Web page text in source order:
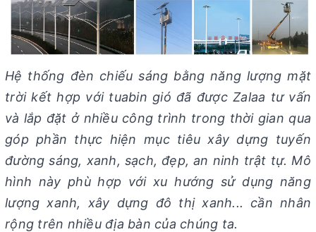
Hệ thống đèn chiếu sáng bằng năng lượng mặt
trời kết hợp với tuabin gió đã được Zalaa tư vấn
và lắp đặt ở nhiều công trình trong thời gian qua
góp phần thực hiện mục tiêu xây dựng tuyến
đường sáng, xanh, sạch, đẹp, an ninh trật tự. Mô
hình này phù hợp với xu hướng sử dụng năng
lượng xanh, xây dựng đô thị xanh... cần nhân
rộng trên nhiều địa bàn của chúng ta.